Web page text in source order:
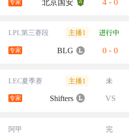
专家 北京国安 4 - 0
LPL第三赛段 主播1 进行中
专家 BLG 0 - 0
LEC夏季赛 主播1 未
专家 Shifters VS
阿甲 完